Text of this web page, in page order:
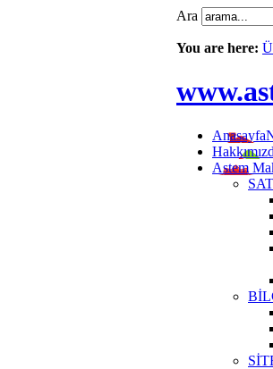
Ara
You are here:
Anasayfa
Astem